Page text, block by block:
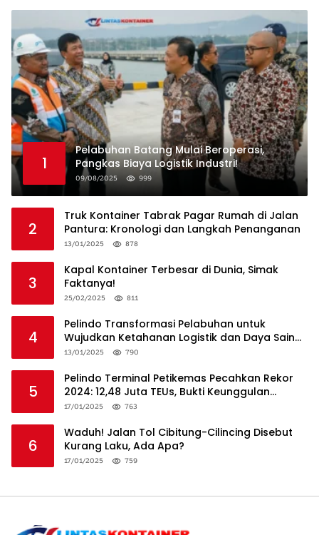
1
Pelabuhan Batang Mulai Beroperasi,
Pangkas Biaya Logistik Industri!
09/08/2025 999
2
Truk Kontainer Tabrak Pagar Rumah di Jalan
Pantura: Kronologi dan Langkah Penanganan
13/01/2025 878
3
Kapal Kontainer Terbesar di Dunia, Simak
Faktanya!
25/02/2025 811
4
Pelindo Transformasi Pelabuhan untuk
Wujudkan Ketahanan Logistik dan Daya Saing
Global
13/01/2025 790
5
Pelindo Terminal Petikemas Pecahkan Rekor
2024: 12,48 Juta TEUs, Bukti Keunggulan
Logistik Nasional
17/01/2025 763
6
Waduh! Jalan Tol Cibitung-Cilincing Disebut
Kurang Laku, Ada Apa?
17/01/2025 759